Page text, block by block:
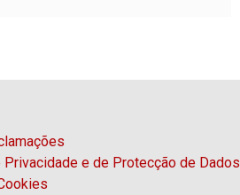
e de Protecção de Dados